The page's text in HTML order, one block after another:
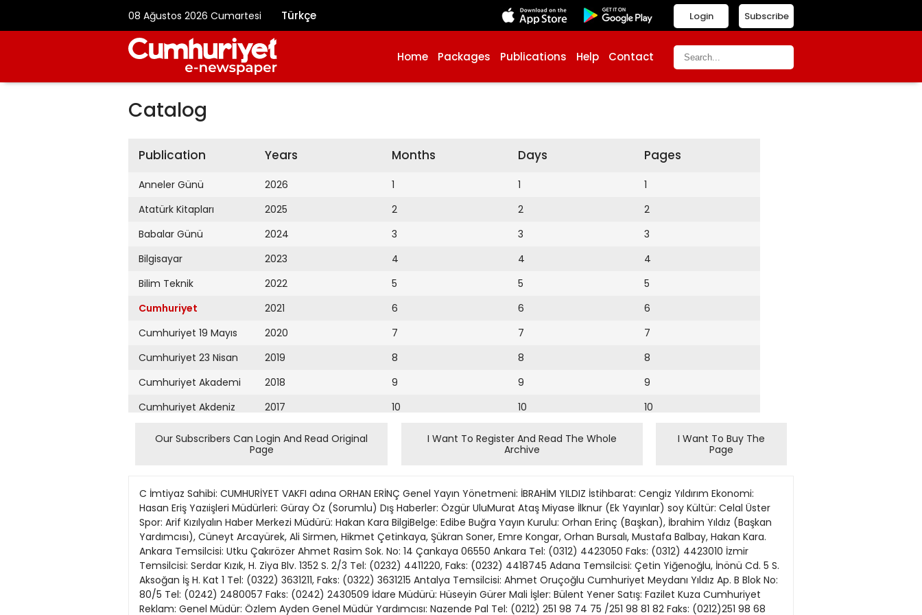
08 Ağustos 2026 Cumartesi Türkçe Subscribe
Login
Home Packages Publications Help Contact
Catalog
Publication
Anneler Günü
Atatürk Kitapları
Babalar Günü
Bilgisayar
Bilim Teknik
Cumhuriyet
Cumhuriyet 19 Mayıs
Cumhuriyet 23 Nisan
Cumhuriyet Akademi
Cumhuriyet Akdeniz
Cumhuriyet Alışveriş
Cumhuriyet Ankara
Cumhuriyet Büyük
Taaruz
Cumhuriyet
Cumartesi
Cumhuriyet Çevre
Years
2026
2025
2024
2023
2022
2021
2020
2019
2018
2017
2016
2015
2013
2012
2011
2010
2009
Months
1
2
3
4
5
6
7
8
9
10
Days
1
2
3
4
5
6
7
8
9
10
11
12
14
15
16
17
18
Pages
1
2
3
4
5
6
7
8
9
10
14
15
16
17
18
Our Subscribers Can Login And Read Original
Page
I Want To Register And Read The Whole
Archive
I Want To Buy The
Page
C İmtiyaz Sahibi: CUMHURİYET VAKFI adına ORHAN ERİNÇ Genel Yayın Yönetmeni: İBRAHİM YILDIZ İstihbarat: Cengiz Yıldırım Ekonomi:
Hasan Eriş Yazıişleri Müdürleri: Güray Öz (Sorumlu) Dış Haberler: Özgür UluMurat Ataş Miyase İlknur (Ek Yayınlar) soy Kültür: Celal Üster
Spor: Arif Kızılyalın Haber Merkezi Müdürü: Hakan Kara BilgiBelge: Edibe Buğra Yayın Kurulu: Orhan Erinç (Başkan), İbrahim Yıldız (Başkan
Yardımcısı), Cüneyt Arcayürek, Ali Sirmen, Hikmet Çetinkaya, Şükran Soner, Emre Kongar, Orhan Bursalı, Mustafa Balbay, Hakan Kara.
Ankara Temsilcisi: Utku Çakırözer Ahmet Rasim Sok. No: 14 Çankaya 06550 Ankara Tel: (0312) 4423050 Faks: (0312) 4423010 İzmir
Temsilcisi: Serdar Kızık, H. Ziya Blv. 1352 S. 2/3 Tel: (0232) 4411220, Faks: (0232) 4418745 Adana Temsilcisi: Çetin Yiğenoğlu, İnönü Cd. 5 S.
Aksoğan İş H. Kat 1 Tel: (0322) 3631211, Faks: (0322) 3631215 Antalya Temsilcisi: Ahmet Oruçoğlu Cumhuriyet Meydanı Yıldız Ap. B Blok No:
80/5 Tel: (0242) 2480057 Faks: (0242) 2430509 İdare Müdürü: Hüseyin Gürer Mali İşler: Bülent Yener Satış: Fazilet Kuza Cumhuriyet
Reklam: Genel Müdür: Özlem Ayden Genel Müdür Yardımcısı: Nazende Pal Tel: (0212) 251 98 74 75 /251 98 81 82 Faks: (0212)251 98 68